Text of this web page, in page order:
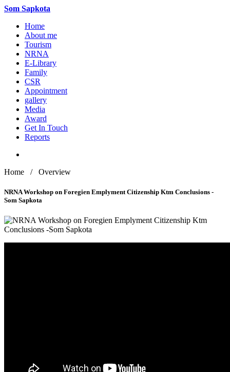
Som Sapkota
Home
About me
Tourism
NRNA
E-Library
Family
CSR
Appointment
gallery
Media
Award
Get In Touch
Reports
Home / Overview
NRNA Workshop on Foregien Emplyment Citizenship Ktm Conclusions -
Som Sapkota